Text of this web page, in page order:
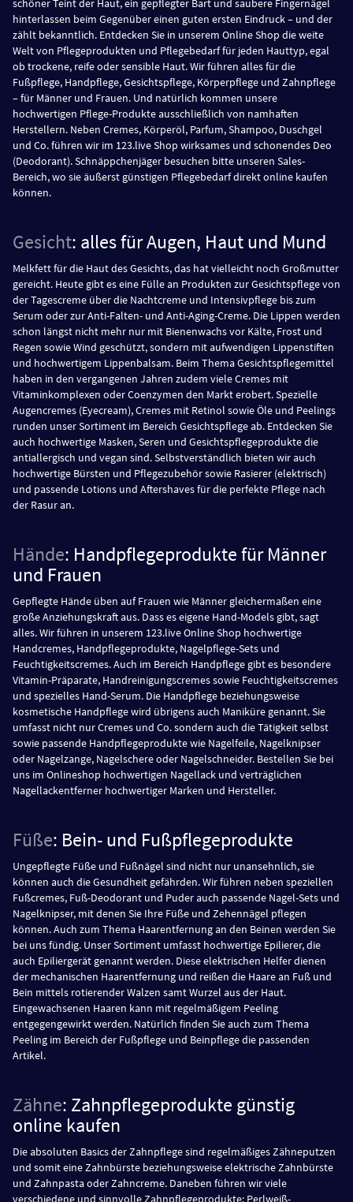
schöner Teint der Haut, ein gepflegter Bart und saubere Fingernägel
hinterlassen beim Gegenüber einen guten ersten Eindruck – und der
zählt bekanntlich. Entdecken Sie in unserem Online Shop die weite
Welt von Pflegeprodukten und Pflegebedarf für jeden Hauttyp, egal
ob trockene, reife oder sensible Haut. Wir führen alles für die
Fußpflege, Handpflege, Gesichtspflege, Körperpflege und Zahnpflege
– für Männer und Frauen. Und natürlich kommen unsere
hochwertigen Pflege-Produkte ausschließlich von namhaften
Herstellern. Neben Cremes, Körperöl, Parfum, Shampoo, Duschgel
und Co. führen wir im 123.live Shop wirksames und schonendes Deo
(Deodorant). Schnäppchenjäger besuchen bitte unseren Sales-
Bereich, wo sie äußerst günstigen Pflegebedarf direkt online kaufen
können.
Gesicht: alles für Augen, Haut und Mund
Melkfett für die Haut des Gesichts, das hat vielleicht noch Großmutter
gereicht. Heute gibt es eine Fülle an Produkten zur Gesichtspflege von
der Tagescreme über die Nachtcreme und Intensivpflege bis zum
Serum oder zur Anti-Falten- und Anti-Aging-Creme. Die Lippen werden
schon längst nicht mehr nur mit Bienenwachs vor Kälte, Frost und
Regen sowie Wind geschützt, sondern mit aufwendigen Lippenstiften
und hochwertigem Lippenbalsam. Beim Thema Gesichtspflegemittel
haben in den vergangenen Jahren zudem viele Cremes mit
Vitaminkomplexen oder Coenzymen den Markt erobert. Spezielle
Augencremes (Eyecream), Cremes mit Retinol sowie Öle und Peelings
runden unser Sortiment im Bereich Gesichtspflege ab. Entdecken Sie
auch hochwertige Masken, Seren und Gesichtspflegeprodukte die
antiallergisch und vegan sind. Selbstverständlich bieten wir auch
hochwertige Bürsten und Pflegezubehör sowie Rasierer (elektrisch)
und passende Lotions und Aftershaves für die perfekte Pflege nach
der Rasur an.
Hände: Handpflegeprodukte für Männer
und Frauen
Gepflegte Hände üben auf Frauen wie Männer gleichermaßen eine
große Anziehungskraft aus. Dass es eigene Hand-Models gibt, sagt
alles. Wir führen in unserem 123.live Online Shop hochwertige
Handcremes, Handpflegeprodukte, Nagelpflege-Sets und
Feuchtigkeitscremes. Auch im Bereich Handpflege gibt es besondere
Vitamin-Präparate, Handreinigungscremes sowie Feuchtigkeitscremes
und spezielles Hand-Serum. Die Handpflege beziehungsweise
kosmetische Handpflege wird übrigens auch Maniküre genannt. Sie
umfasst nicht nur Cremes und Co. sondern auch die Tätigkeit selbst
sowie passende Handpflegeprodukte wie Nagelfeile, Nagelknipser
oder Nagelzange, Nagelschere oder Nagelschneider. Bestellen Sie bei
uns im Onlineshop hochwertigen Nagellack und verträglichen
Nagellackentferner hochwertiger Marken und Hersteller.
Füße: Bein- und Fußpflegeprodukte
Ungepflegte Füße und Fußnägel sind nicht nur unansehnlich, sie
können auch die Gesundheit gefährden. Wir führen neben speziellen
Fußcremes, Fuß-Deodorant und Puder auch passende Nagel-Sets und
Nagelknipser, mit denen Sie Ihre Füße und Zehennägel pflegen
können. Auch zum Thema Haarentfernung an den Beinen werden Sie
bei uns fündig. Unser Sortiment umfasst hochwertige Epilierer, die
auch Epiliergerät genannt werden. Diese elektrischen Helfer dienen
der mechanischen Haarentfernung und reißen die Haare an Fuß und
Bein mittels rotierender Walzen samt Wurzel aus der Haut.
Eingewachsenen Haaren kann mit regelmäßigem Peeling
entgegengewirkt werden. Natürlich finden Sie auch zum Thema
Peeling im Bereich der Fußpflege und Beinpflege die passenden
Artikel.
Zähne: Zahnpflegeprodukte günstig
online kaufen
Die absoluten Basics der Zahnpflege sind regelmäßiges Zähneputzen
und somit eine Zahnbürste beziehungsweise elektrische Zahnbürste
und Zahnpasta oder Zahncreme. Daneben führen wir viele
verschiedene und sinnvolle Zahnpflegeprodukte: Perlweiß-